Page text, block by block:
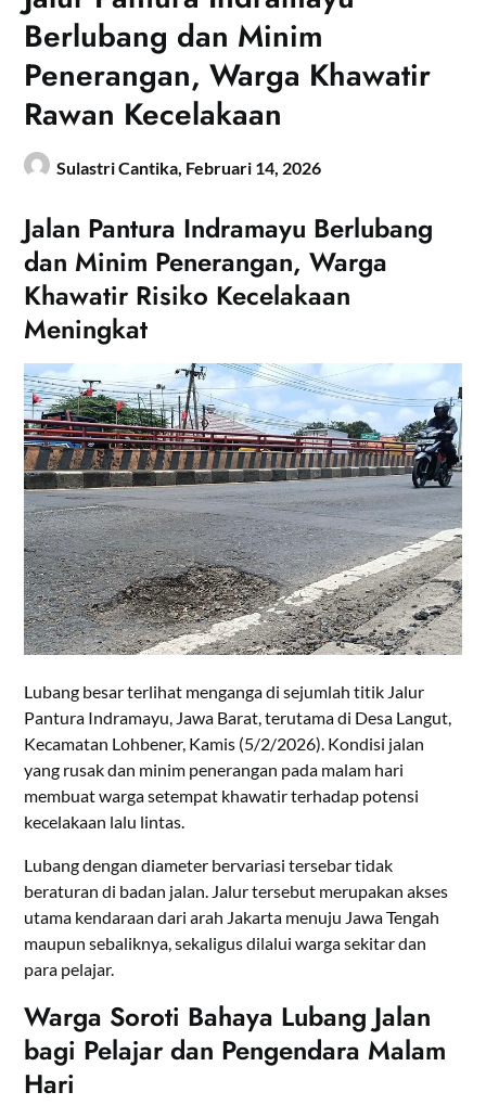
Berlubang dan Minim
Penerangan, Warga Khawatir
Rawan Kecelakaan
Sulastri Cantika, Februari 14, 2026
Jalan Pantura Indramayu Berlubang
dan Minim Penerangan, Warga
Khawatir Risiko Kecelakaan
Meningkat
Lubang besar terlihat menganga di sejumlah titik Jalur
Pantura Indramayu, Jawa Barat, terutama di Desa Langut,
Kecamatan Lohbener, Kamis (5/2/2026). Kondisi jalan
yang rusak dan minim penerangan pada malam hari
membuat warga setempat khawatir terhadap potensi
kecelakaan lalu lintas.
Lubang dengan diameter bervariasi tersebar tidak
beraturan di badan jalan. Jalur tersebut merupakan akses
utama kendaraan dari arah Jakarta menuju Jawa Tengah
maupun sebaliknya, sekaligus dilalui warga sekitar dan
para pelajar.
Warga Soroti Bahaya Lubang Jalan
bagi Pelajar dan Pengendara Malam
Hari